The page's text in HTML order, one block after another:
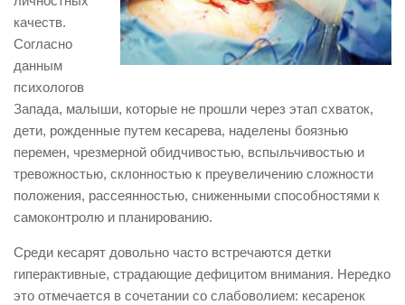
качеств.
Согласно
данным
психологов
Запада, малыши, которые не прошли через этап схваток,
дети, рожденные путем кесарева, наделены боязнью
перемен, чрезмерной обидчивостью, вспыльчивостью и
тревожностью, склонностью к преувеличению сложности
положения, рассеянностью, сниженными способностями к
самоконтролю и планированию.
Среди кесарят довольно часто встречаются детки
гиперактивные, страдающие дефицитом внимания. Нередко
это отмечается в сочетании со слабоволием: кесаренок